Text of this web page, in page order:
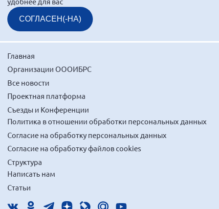
СОГЛАСЕН(-НА)
Главная
Организации ОООИБРС
Все новости
Проектная платформа
Съезды и Конференции
Политика в отношении обработки персональных данных
Согласие на обработку персональных данных
Согласие на обработку файлов cookies
Структура
Написать нам
Статьи